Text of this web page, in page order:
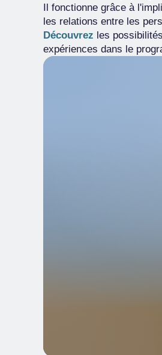
Il fonctionne grâce à
les relations entre les
Découvrez les
expériences dans le